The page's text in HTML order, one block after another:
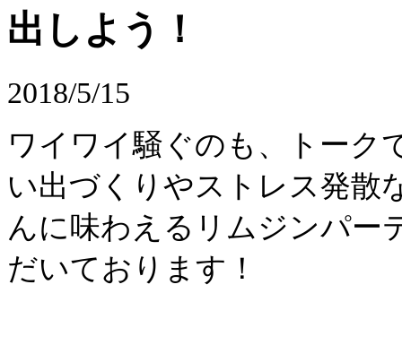
出しよう！
2018/5/15
ワイワイ騒ぐのも、トーク
い出づくりやストレス発散
んに味わえるリムジンパー
だいております！